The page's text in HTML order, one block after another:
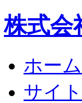
株式会
ホーム
サイ